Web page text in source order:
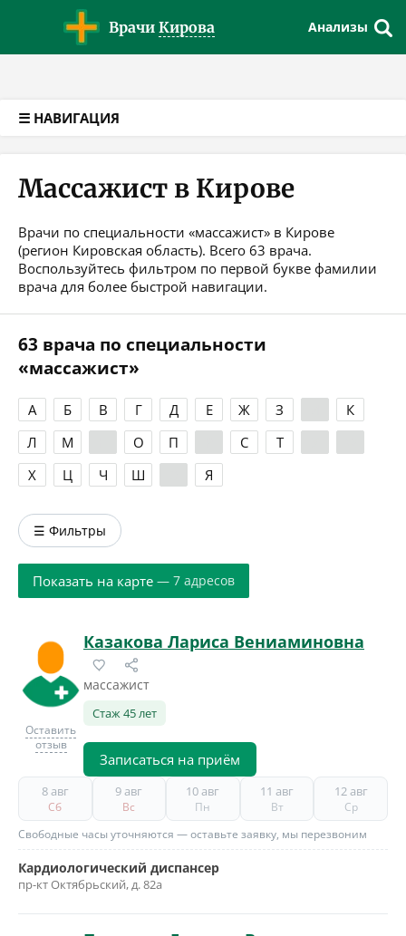
Врачи Кирова Анализы
☰ НАВИГАЦИЯ
Массажист в Кирове
Врачи по специальности «массажист» в Кирове
(регион Кировская область). Всего 63 врача.
Воспользуйтесь фильтром по первой букве фамилии
врача для более быстрой навигации.
63 врача по специальности
«массажист»
А Б В Г Д Е Ж З
К
Л
М О П С Т
Х
Ц Ч Ш Я
☰ Фильтры
Показать на карте — 7 адресов
Оставить
отзыв
Казакова Лариса Вениаминовна
массажист
Стаж 45 лет
Записаться на приём
8 авг
Сб
9 авг
Вс
10 авг
Пн
11 авг
Вт
12 авг
Ср
Свободные часы уточняются — оставьте заявку, мы перезвоним
Кардиологический диспансер
пр-кт Октябрьский, д. 82а